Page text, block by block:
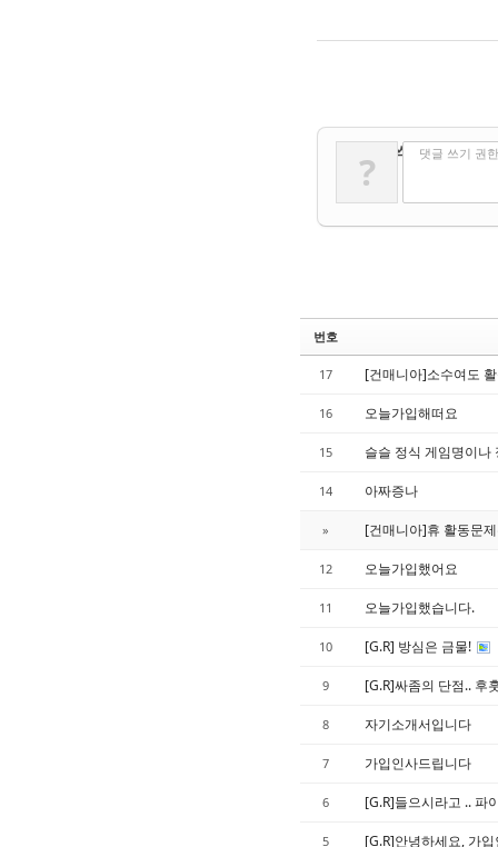
댓글 쓰기
? 댓글 쓰기 권
번호
17 [건매니아]소수여도
16 오늘가입해떠요
15 슬슬 정식 게임명이나
14 아짜증나
» [건매니아]휴 활동문
12 오늘가입했어요
11 오늘가입했습니다.
10 [G.R] 방심은 금물!
9 [G.R]싸좀의 단점.. 후
8 자기소개서입니다
7 가입인사드립니다
6 [G.R]들으시라고 .. 파
5 [G.R]안녕하세요, 가